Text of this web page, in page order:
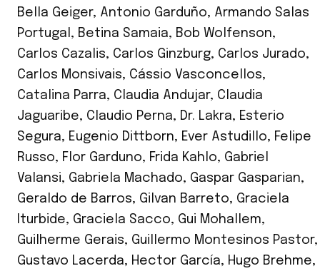
Bella Geiger, Antonio Garduño, Armando Salas
Portugal , Betina Samaia, Bob Wolfenson,
Carlos Cazalis, Carlos Ginzburg, Carlos Jurado,
Carlos Monsivais, Cássio Vasconcellos,
Catalina Parra, Claudia Andujar, Claudia
Jaguaribe, Claudio Perna, Dr. Lakra, Esterio
Segura, Eugenio Dittborn, Ever Astudillo, Felipe
Russo, Flor Garduno, Frida Kahlo, Gabriel
Valansi, Gabriela Machado, Gaspar Gasparian,
Geraldo de Barros, Gilvan Barreto, Graciela
Iturbide, Graciela Sacco, Gui Mohallem,
Guilherme Gerais, Guillermo Montesinos Pastor,
Gustavo Lacerda, Hector García, Hugo Brehme,